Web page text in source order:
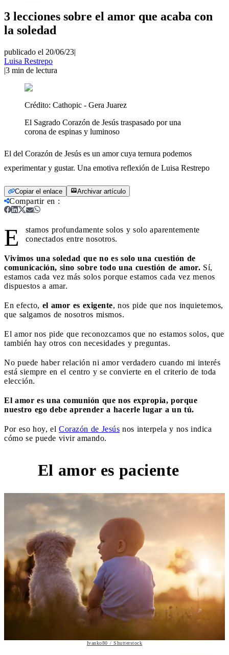
3 lecciones sobre el amor que acaba con
la soledad
publicado el 20/06/23|
Luisa Restrepo
|3 min de lectura
Crédito: Cathopic - Gera Juarez
El Sagrado Corazón de Jesús traspasado por una
corona de espinas y luminoso
El del Corazón de Jesús es un amor cuya ternura podemos
experimentar y gustar. Una emotiva reflexión de Luisa Restrepo
Copiar el enlace Archivar artículo
Compartir en :
E
stamos profundamente solos y solo aparentemente
conectados entre nosotros.
Vivimos una soledad que no es solo una cuestión de
comunicación, sino sobre todo una cuestión de amor. Sí,
estamos cada vez más solos porque estamos cada vez menos
dispuestos a amar.
En efecto, el amor es exigente, nos pide que nos inquietemos,
que salgamos de nosotros mismos.
El amor nos pide que reconozcamos que no estamos solos, que
también hay otros con necesidades y preguntas.
No puede haber relación ni amor verdadero cuando mi interés
está siempre en el centro y se convierte en el criterio de toda
elección.
El amor es una comunión que nos expropia, porque
nuestro ego debe aprender a hacerle lugar a un tú.
Por eso hoy, el Corazón de Jesús nos interpela y nos indica
cómo se puede vivir amando.
El amor es paciente
Ivanko80 / Shutterstock